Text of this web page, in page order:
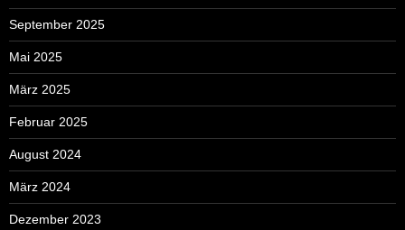
September 2025
Mai 2025
März 2025
Februar 2025
August 2024
März 2024
Dezember 2023